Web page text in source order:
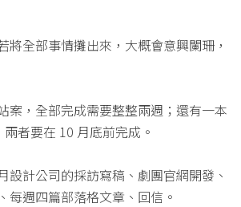
將全部事情攤出來，大概會意興闌珊，
案，全部完成需要整整兩週；還有一本
者要在 10 月底前完成。
設計公司的採訪寫稿、劇團官網開發、
每週四篇部落格文章、回信。